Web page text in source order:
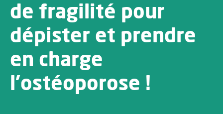
de fragilité pour
dépister et prendre
en charge
l’ostéoporose !